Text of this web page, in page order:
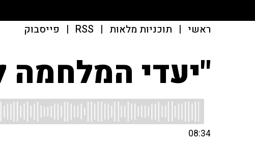
ראשי | תוכניות מלאות |
RSS
| פייסבוק
"יעדי המלחמה
08:34